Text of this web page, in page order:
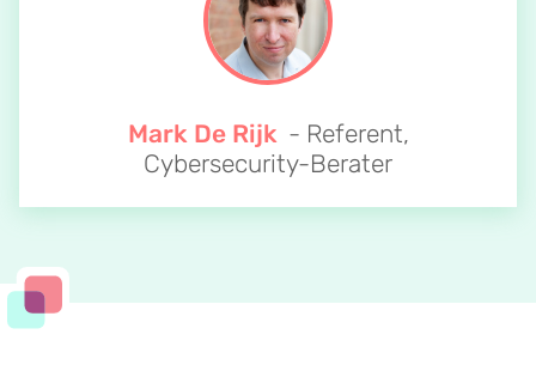
Mark De Rijk - Referent,
Cybersecurity-Berater